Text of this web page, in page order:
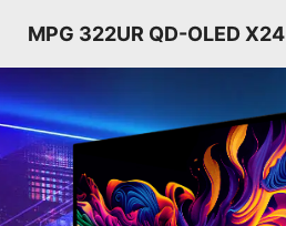
MPG 322UR QD-OLED X24